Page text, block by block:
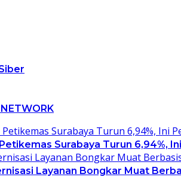
Surabaya Turun 6,94%,
Layanan Bongkar Muat